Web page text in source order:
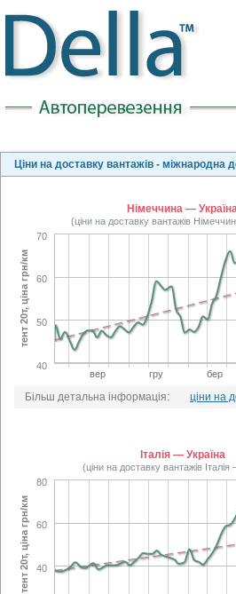
Ціни на доставку вантажів - міжнародна
Німеччина —
(ціни на доставку вантажів
вер гру бер
40
50
60
70
тент 20т, ціна грн/км
Більш детальна інформація: ціни на
Італія — Україна
(ціни на доставку вантажів
40
60
80
тент 20т, ціна грн/км